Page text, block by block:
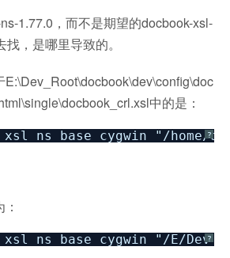
1.77.0，而不是期望的docbook-xsl-
，是哪里导致的。
中的是：
?
xsl_ns_base_cygwin "/
?
xsl_ns_base_cygwin "/E/